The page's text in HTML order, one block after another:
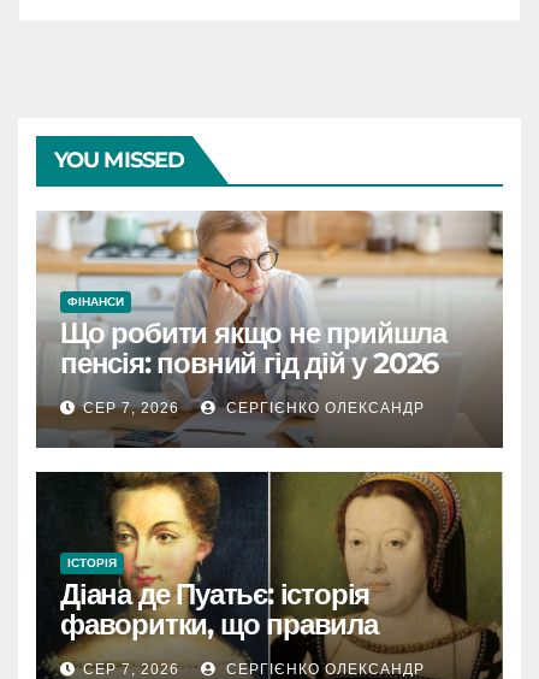
YOU MISSED
ФІНАНСИ
Що робити якщо не прийшла
пенсія: повний гід дій у 2026
році
СЕР 7, 2026 СЕРГІЄНКО ОЛЕКСАНДР
ІСТОРІЯ
Діана де Пуатьє: історія
фаворитки, що правила
Францією
СЕР 7, 2026 СЕРГІЄНКО ОЛЕКСАНДР